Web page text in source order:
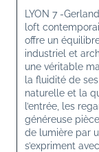
LYON 7 -
loft
offre un
industriel et
une véritable
la fluidité de
naturelle et la
l’entrée, les
généreuse
de lumière par
s’expriment